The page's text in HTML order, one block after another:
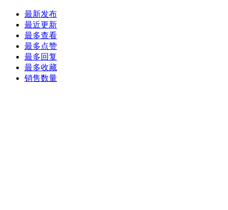
最新发布
最近更新
最多查看
最多点赞
最多回复
最多收藏
销售数量